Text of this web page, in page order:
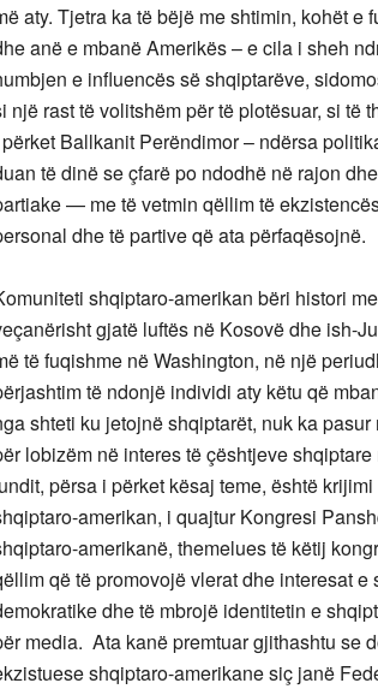
aty. Tjetra ka të bëjë me shtimin, kohët
anë e mbanë Amerikës – e cila i sheh
e influencës së shqiptarëve,
një rast të volitshëm për të plotësuar, si të
Ballkanit Perëndimor – ndërsa
të dinë se çfarë po ndodhë në rajon
— me të vetmin qëllim të
dhe të partive që ata përfaqësojnë.
shqiptaro-amerikan bëri histori
gjatë luftës në Kosovë dhe ish-
të fuqishme në Washington, në një
të ndonjë individi aty këtu që
shteti ku jetojnë shqiptarët, nuk ka
lobizëm në interes të çështjeve
përsa i përket kësaj teme, është
amerikan, i quajtur Kongresi
amerikanë, themelues të këtij
që të promovojë vlerat dhe interesat
dhe të mbrojë identitetin e
media. Ata kanë premtuar gjithashtu se
shqiptaro-amerikane siç janë